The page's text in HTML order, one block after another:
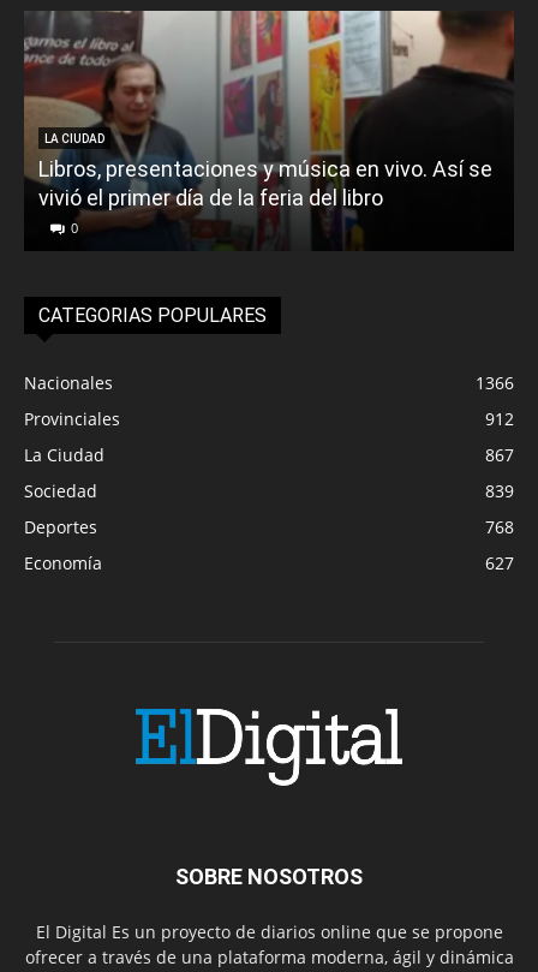
LA CIUDAD
Libros, presentaciones y música en vivo. Así se
vivió el primer día de la feria del libro
0
CATEGORIAS POPULARES
Nacionales
1366
Provinciales
912
La Ciudad
867
Sociedad
839
Deportes
768
Economía
627
SOBRE NOSOTROS
El Digital Es un proyecto de diarios online que se propone
ofrecer a través de una plataforma moderna, ágil y dinámica